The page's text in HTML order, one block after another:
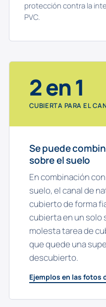
protección contra la
PVC.
2 en 1
CUBIERTA PARA EL
Se puede
sobre el suelo
En combinación
suelo, el canal de
cubierto de forma
cubierta en un solo
molesta tarea de
que quede una
descubierto.
Ejemplos en las fotos